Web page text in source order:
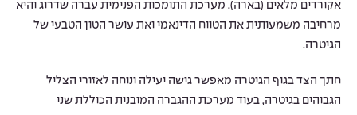
אקורדים מלאים (בארה). מערכת התומכות הפנימית עברה שדרוג והיא
מרחיבה משמעותית את הטווח הדינאמי ואת עושר הטון הטבעי של
הגיטרה.
חתך הצד בגוף הגיטרה מאפשר גישה יעילה ונוחה לאזורי הצליל
הגבוהים בגיטרה, בעוד מערכת ההגברה המובנית הכוללת שני